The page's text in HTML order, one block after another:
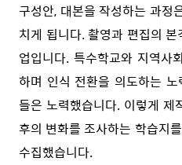
구성안, 대본을 작성하는 과정
치게 됩니다. 촬영과 편집의
업입니다. 특수학교와 지역사
하며 인식 전환을 의도하는
들은 노력했습니다. 이렇게 제
후의 변화를 조사하는 학습지
수집했습니다.